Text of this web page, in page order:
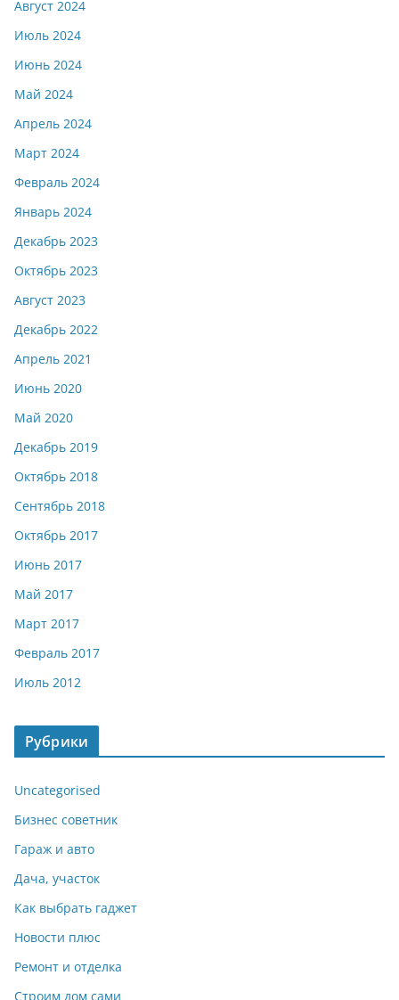
Август 2024
Июль 2024
Июнь 2024
Май 2024
Апрель 2024
Март 2024
Февраль 2024
Январь 2024
Декабрь 2023
Октябрь 2023
Август 2023
Декабрь 2022
Апрель 2021
Июнь 2020
Май 2020
Декабрь 2019
Октябрь 2018
Сентябрь 2018
Октябрь 2017
Июнь 2017
Май 2017
Март 2017
Февраль 2017
Июль 2012
Рубрики
Uncategorised
Бизнес советник
Гараж и авто
Дача, участок
Как выбрать гаджет
Новости плюс
Ремонт и отделка
Строим дом сами